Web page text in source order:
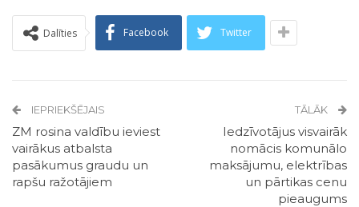
Dalīties Facebook Twitter
IEPRIEKŠĒJAIS
ZM rosina valdību ieviest
vairākus atbalsta
pasākumus graudu un
rapšu ražotājiem
TĀLĀK
Iedzīvotājus visvairāk
nomācis komunālo
maksājumu, elektrības
un pārtikas cenu
pieaugums